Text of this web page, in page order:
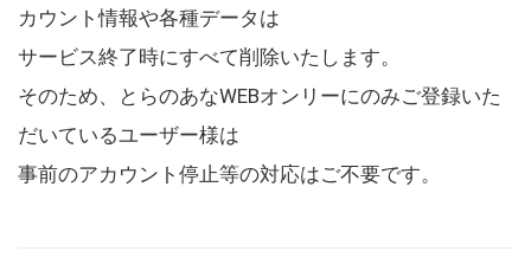
カウント情報や各種データは
サービス終了時にすべて削除いたします。
そのため、とらのあなWEBオンリーにのみご登録いた
だいているユーザー様は
事前のアカウント停止等の対応はご不要です。